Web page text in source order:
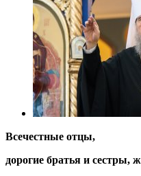
Всечестные отцы,
дорогие братья и сестры,